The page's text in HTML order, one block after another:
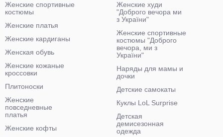
Женские спортивные
костюмы
Женские платья
Женские кардиганы
Женская обувь
Женские кожаные
кроссовки
Плитоноски
Женские
повседневные
платья
Женские кофты
Женские худи
"Доброго вечора ми
з України"
Женские спортивные
костюмы "Доброго
вечора, ми з
України"
Наряды для мамы и
дочки
Детские самокаты
Куклы LoL Surprise
Детская
демисезонная
одежда